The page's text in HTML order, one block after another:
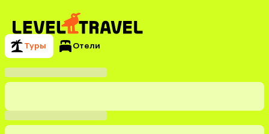
Туры Отели